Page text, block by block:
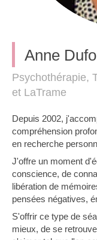
Anne
Psychothérapie,
et LaTrame
Depuis 2002,
compréhension
en recherche
J'offre un moment
conscience, de
libération de
pensées négatives,
S'offrir ce type de
mieux, de se